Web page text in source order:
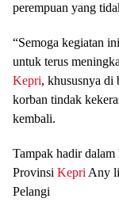
perempuan yang
“Semoga kegiatan
untuk terus
Kepri, khususnya di
korban tindak
kembali.
Tampak hadir
Provinsi Kepri Any
Pelangi